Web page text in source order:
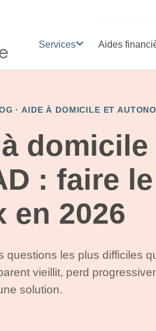
Services Aides
·AIDE À DOMICILE ET
domicile
: faire
en 2026
questions les plus difficiles
vieillit, perd
solution.